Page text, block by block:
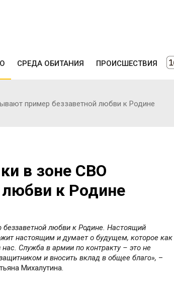
СРЕДА ОБИТАНИЯ ПРОИСШЕСТВИЯ
пример беззаветной любви к Родине
в зоне СВО
к Родине
любви к Родине. Настоящий
настоящим и думает о будущем, которое как
Служба в армии по контракту – это не
и вносить вклад в общее благо», –
Михалутина.